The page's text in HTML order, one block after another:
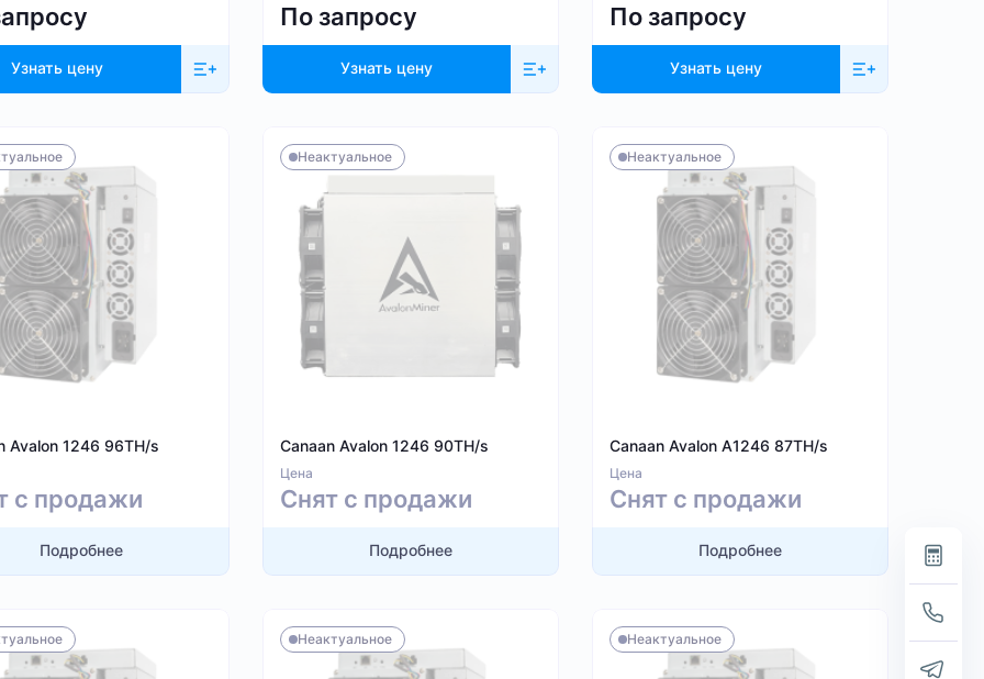
Узнать цену
По запросу
Узнать цену
По запросу
Узнать цену
Avalon 1246 96TH/s
с продажи
Подробнее
Неактуальное
Canaan Avalon 1246 90TH/s
Цена
Снят с продажи
Подробнее
Неактуальное
Canaan Avalon A1246 87TH/s
Цена
Снят с продажи
Подробнее
Неактуальное Неактуальное